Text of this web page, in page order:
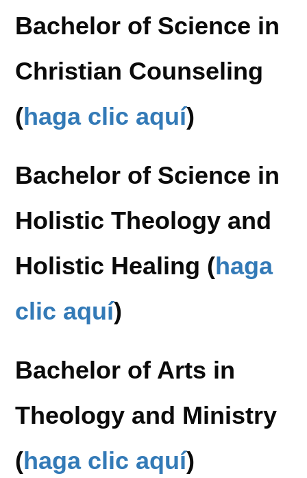
Bachelor of Science in
Christian Counseling
(haga clic aquí)
Bachelor of Science in
Holistic Theology and
Holistic Healing (haga
clic aquí)
Bachelor of Arts in
Theology and Ministry
(haga clic aquí)